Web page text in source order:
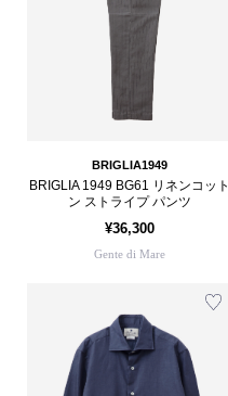
BRIGLIA1949
BRIGLIA 1949 BG61 リネンコット
ン ストライプ パンツ
¥36,300
Gente di Mare